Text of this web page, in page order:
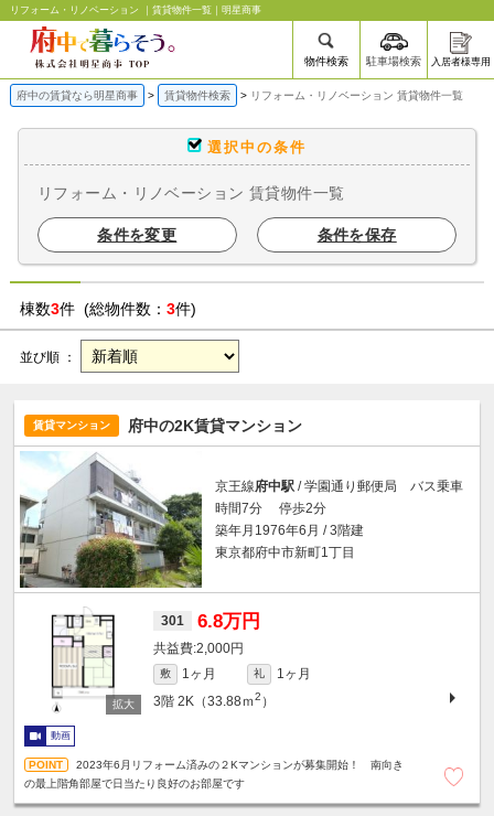
リフォーム・リノベーション ｜賃貸物件一覧｜明星商事
物件検索 駐車場検索 入居者様専用
府中の賃貸なら明星商事 賃貸物件検索 リフォーム・リノベーション 賃貸物件一覧
選択中の条件
リフォーム・リノベーション 賃貸物件一覧
条件を変更 条件を保存
棟数3件 (総物件数： 3件)
並び順 ：
賃貸マンション 府中の2K賃貸マンション
京王線府中駅 / 学園通り郵便局 バス乗車
時間7分 停歩2分
築年月1976年6月 / 3階建
東京都府中市新町1丁目
301 6.8万円
2,000円
敷 1ヶ月 礼
1ヶ月
3階 2K（33.88ｍ2 ）
動画
2023年6月リフォーム済みの２Kマンションが募集開始！ 南向き
の最上階角部屋で日当たり良好のお部屋です